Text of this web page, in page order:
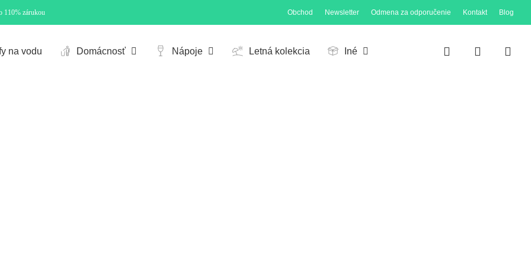
110% zárukou Obchod Newsletter Odmena za odporučenie Kontakt Blog
na vodu Domácnosť Nápoje Letná kolekcia Iné search account
Cart Close